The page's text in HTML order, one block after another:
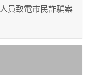
員致電市民詐騙案